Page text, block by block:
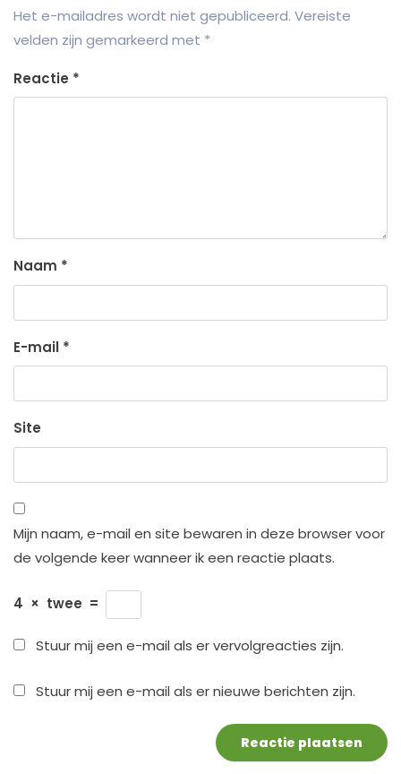
Het e-mailadres wordt niet gepubliceerd. Vereiste
velden zijn gemarkeerd met *
Reactie *
Naam *
E-mail *
Site
Mijn naam, e-mail en site bewaren in deze browser voor
de volgende keer wanneer ik een reactie plaats.
4 × twee =
Stuur mij een e-mail als er vervolgreacties zijn.
Stuur mij een e-mail als er nieuwe berichten zijn.